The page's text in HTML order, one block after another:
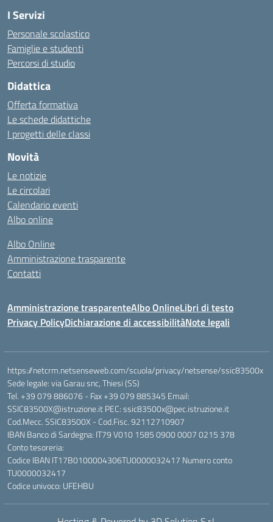
I Servizi
Personale scolastico
Famiglie e studenti
Percorsi di studio
Didattica
Offerta formativa
Le schede didattiche
I progetti delle classi
Novità
Le notizie
Le circolari
Calendario eventi
Albo online
Albo Online
Amministrazione trasparente
Contatti
Amministrazione trasparenteAlbo OnlineLibri di testo
Privacy PolicyDichiarazione di accessibilitàNote legali
https://netcrm.netsenseweb.com/scuola/privacy/netsense/ssic83500x
Sede legale: via Garau snc, Thiesi (SS)
Tel. +39 079 886076 - Fax +39 079 885345 Email:
SSIC83500X@istruzione.it PEC: ssic83500x@pec.istruzione.it
Cod.Mecc. SSIC83500X - Cod.Fisc. 92112710907
IBAN Banco di Sardegna: IT79 V010 1585 0900 0007 0215 378
Conto tesoreria:
Codice IBAN IT17B0100004306TU0000032417 Numero conto
TU0000032417
Codice univoco: UFEHBU